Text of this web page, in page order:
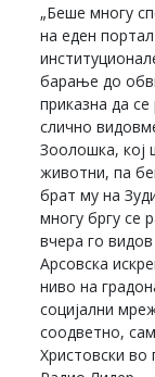
„Беше многу
на еден
барање до
приказна да
слично
Зоолошка, кој
животни, па
брат му на
многу бргу се
вчера го
Арсовска
ниво на
социјални
соодветно,
Христовски во